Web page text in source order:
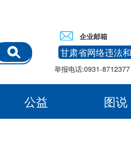
企业邮箱
甘肃省网络违法
举报电话:0931-
公益
图说